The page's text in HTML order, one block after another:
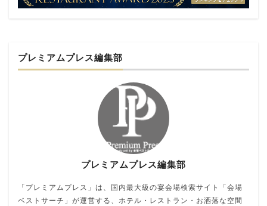
プレミアムプレス編集部
プレミアムプレス編集部
「プレミアムプレス」は、国内最大級の宴会場検索サイト「会場
ベストサーチ」が運営する、ホテル・レストラン・お洒落な空間